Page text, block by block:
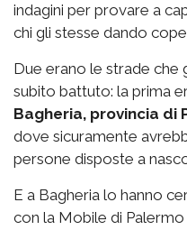
indagini per provare a
chi gli stesse dando
Due erano le strade che
subito battuto: la prima
Bagheria, provincia di
dove sicuramente
persone disposte a
E a Bagheria lo hanno
con la Mobile di